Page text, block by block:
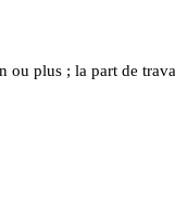
plus ; la part de